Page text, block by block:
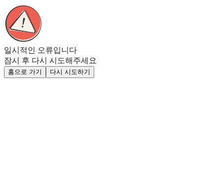
일시적인 오류입니다
잠시 후 다시 시도해주세요
홈으로 가기 다시 시도하기